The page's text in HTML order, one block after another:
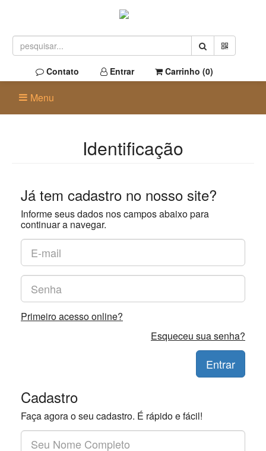
Contato Entrar Carrinho (0)
Menu
Identificação
Já tem cadastro no nosso site?
Informe seus dados nos campos abaixo para
continuar a navegar.
Primeiro acesso online?
Esqueceu sua senha?
Entrar
Cadastro
Faça agora o seu cadastro. É rápido e fácil!